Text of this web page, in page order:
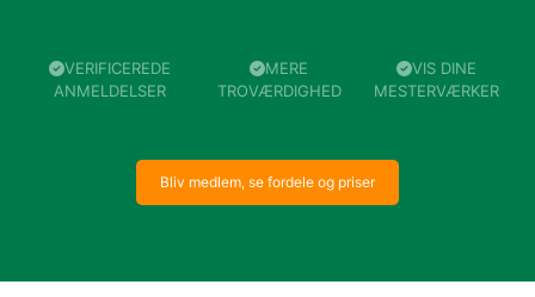
VERIFICEREDE
ANMELDELSER
MERE
TROVÆRDIGHED
VIS DINE
MESTERVÆRKER
Bliv medlem, se fordele og priser